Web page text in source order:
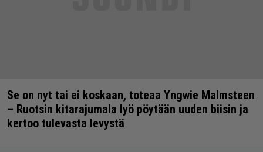
Se on nyt tai ei koskaan, toteaa Yngwie Malmsteen
– Ruotsin kitarajumala lyö pöytään uuden biisin ja
kertoo tulevasta levystä